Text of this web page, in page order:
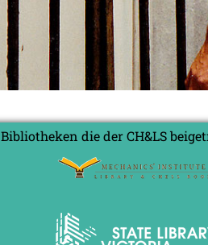
Bibliotheken die der CH&LS